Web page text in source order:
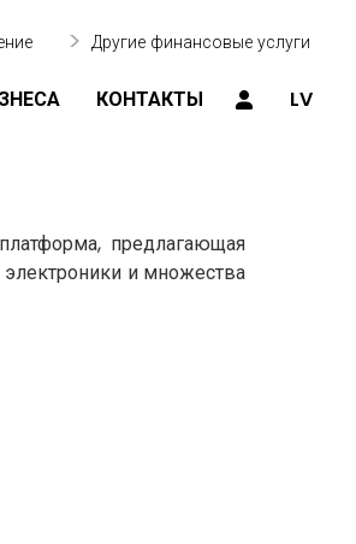
Другие финансовые услуги
LV
КОНТАКТЫ
предлагающая
и множества